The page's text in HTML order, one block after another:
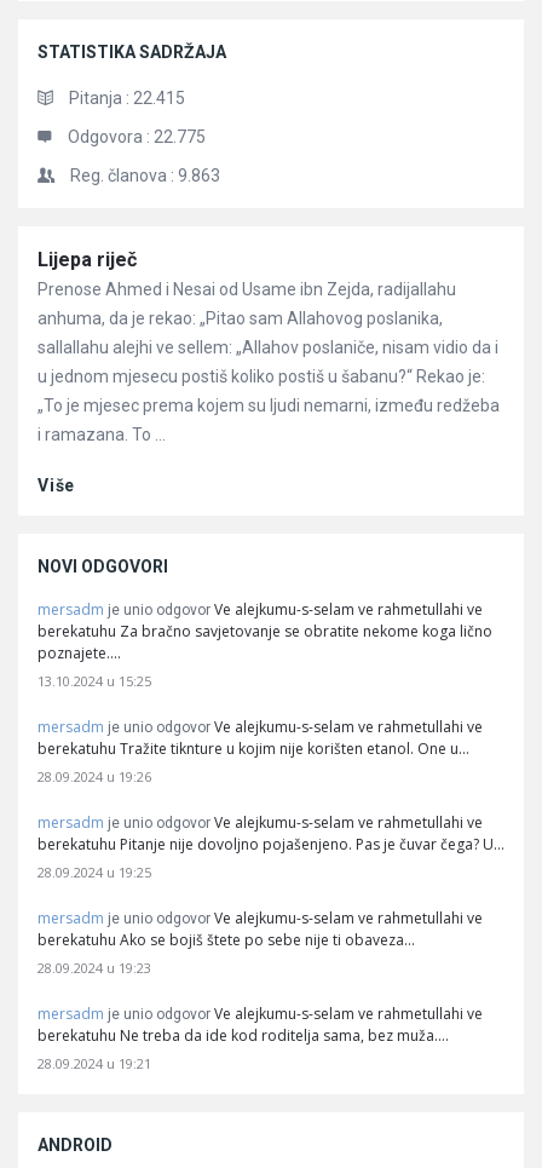
STATISTIKA SADRŽAJA
Pitanja : 22.415
Odgovora : 22.775
Reg. članova : 9.863
Članci
Lijepa riječ
Prenose Ahmed i Nesai od Usame ibn Zejda, radijallahu
anhuma, da je rekao: „Pitao sam Allahovog poslanika,
sallallahu alejhi ve sellem: „Allahov poslaniče, nisam vidio da i
u jednom mjesecu postiš koliko postiš u šabanu?“ Rekao je:
„To je mjesec prema kojem su ljudi nemarni, između redžeba
i ramazana. To ...
Više
NOVI ODGOVORI
mersadm je unio odgovor Ve alejkumu-s-selam ve rahmetullahi ve
berekatuhu Za bračno savjetovanje se obratite nekome koga lično
poznajete.…
13.10.2024 u 15:25
mersadm je unio odgovor Ve alejkumu-s-selam ve rahmetullahi ve
berekatuhu Tražite tiknture u kojim nije korišten etanol. One u…
28.09.2024 u 19:26
mersadm je unio odgovor Ve alejkumu-s-selam ve rahmetullahi ve
berekatuhu Pitanje nije dovoljno pojašenjeno. Pas je čuvar čega? U…
28.09.2024 u 19:25
mersadm je unio odgovor Ve alejkumu-s-selam ve rahmetullahi ve
berekatuhu Ako se bojiš štete po sebe nije ti obaveza…
28.09.2024 u 19:23
mersadm je unio odgovor Ve alejkumu-s-selam ve rahmetullahi ve
berekatuhu Ne treba da ide kod roditelja sama, bez muža.…
28.09.2024 u 19:21
ANDROID